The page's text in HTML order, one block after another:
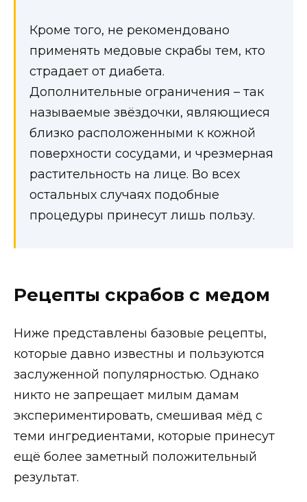
Кроме того, не рекомендовано
применять медовые скрабы тем, кто
страдает от диабета.
Дополнительные ограничения – так
называемые звёздочки, являющиеся
близко расположенными к кожной
поверхности сосудами, и чрезмерная
растительность на лице. Во всех
остальных случаях подобные
процедуры принесут лишь пользу.
Рецепты скрабов с медом
Ниже представлены базовые рецепты,
которые давно известны и пользуются
заслуженной популярностью. Однако
никто не запрещает милым дамам
экспериментировать, смешивая мёд с
теми ингредиентами, которые принесут
ещё более заметный положительный
результат.